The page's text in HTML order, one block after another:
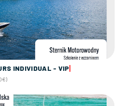
INDIVIDUAL - VIP